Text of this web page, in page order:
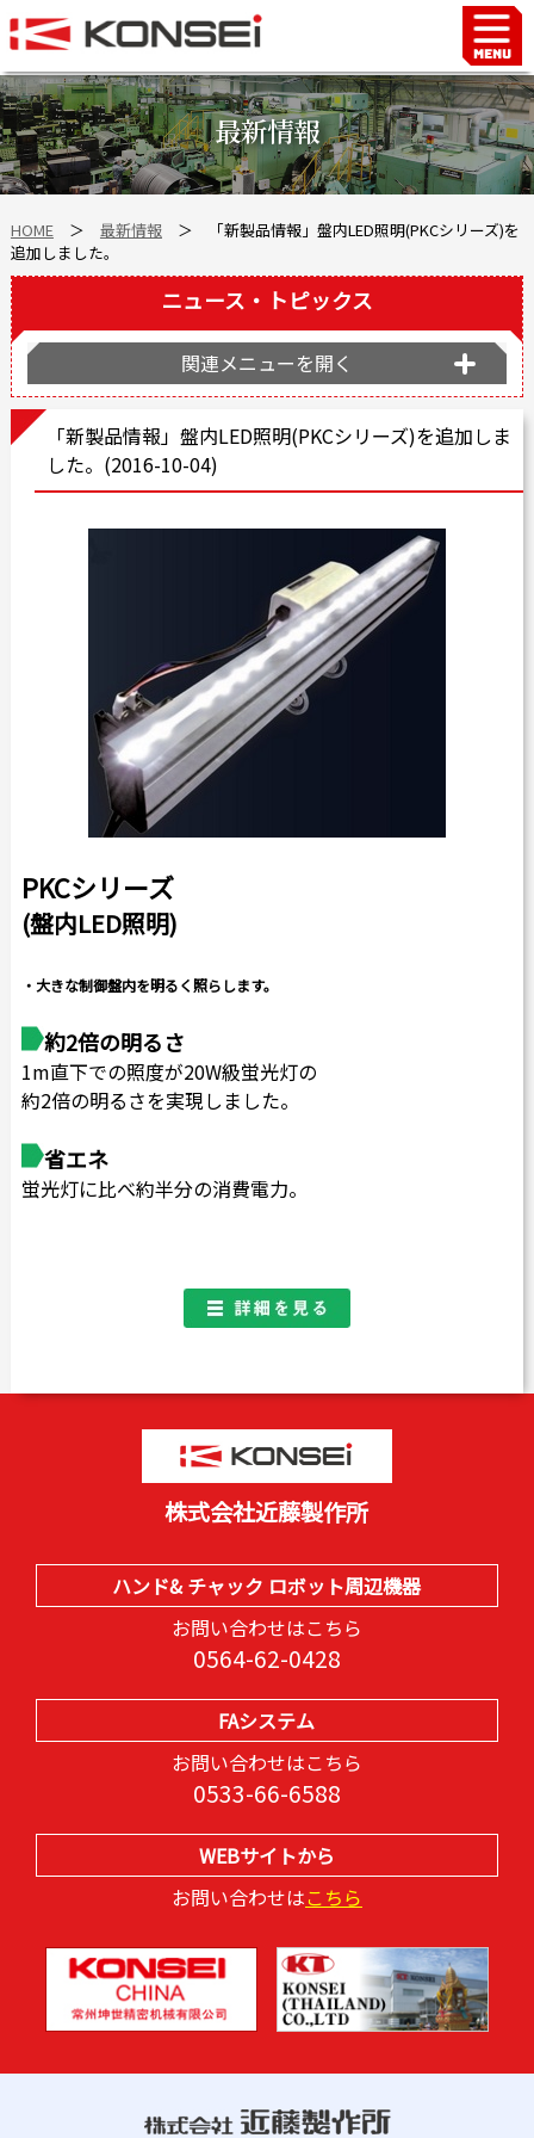
最新情報
HOME＞ 最新情報＞ 「新製品情報」盤内LED照明(PKCシリーズ)を
追加しました。
「新製品情報」盤内LED照明(PKCシリーズ)を追加しま
した。(2016-10-04)
PKCシリーズ
(盤内LED照明)
・大きな制御盤内を明るく照らします。
約2倍の明るさ
1m直下での照度が20W級蛍光灯の
約2倍の明るさを実現しました。
省エネ
蛍光灯に比べ約半分の消費電力。
ニュース・トピックス
関連メニューを開く
株式会社近藤製作所
ハンド& チャック ロボット周辺機器
お問い合わせはこちら
0564-62-0428
FAシステム
お問い合わせはこちら
0533-66-6588
WEBサイトから
お問い合わせはこちら
Home
ハンド＆チャックロボット周辺機器
FAシステム
スマートファクトリーLabo
自動車部品
企業情報
海外拠点
ショールーム
個人情報の取り扱い
最新情報
お問い合わせ
Thai